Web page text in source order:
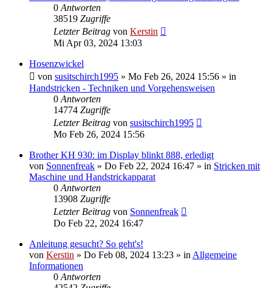
0 Antworten
38519 Zugriffe
Letzter Beitrag von Kerstin
Mi Apr 03, 2024 13:03
Hosenzwickel
von susitschirch1995 » Mo Feb 26, 2024 15:56 » in
Handstricken - Techniken und Vorgehensweisen
0 Antworten
14774 Zugriffe
Letzter Beitrag von susitschirch1995
Mo Feb 26, 2024 15:56
Brother KH 930: im Display blinkt 888, erledigt
von Sonnenfreak » Do Feb 22, 2024 16:47 » in Stricken mit
Maschine und Handstrickapparat
0 Antworten
13908 Zugriffe
Letzter Beitrag von Sonnenfreak
Do Feb 22, 2024 16:47
Anleitung gesucht? So geht's!
von Kerstin » Do Feb 08, 2024 13:23 » in Allgemeine
Informationen
0 Antworten